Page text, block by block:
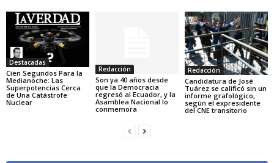
Destacadas
Cien Segundos Para la
Medianoche: Las
Superpotencias Cerca
de Una Catástrofe
Nuclear
Redacción
Son ya 40 años desde
que la Democracia
regresó al Ecuador, y la
Asamblea Nacional lo
conmemora
Redacción
Candidatura de José
Tuárez se calificó sin un
informe grafológico,
según el expresidente
del CNE transitorio